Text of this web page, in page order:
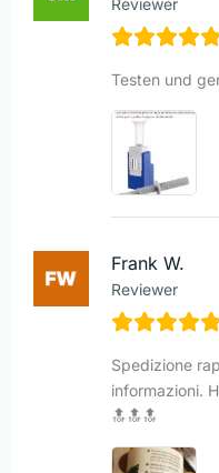
Reviewer
Testen und
Frank W.
Reviewer
Spedizione
informazioni.
🔝🔝🔝